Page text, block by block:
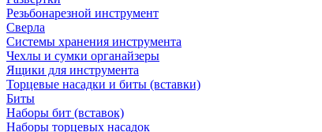
Резьбонарезной инструмент
Сверла
Системы хранения инструмента
Чехлы и сумки органайзеры
Ящики для инструмента
Торцевые насадки и биты (вставки)
Биты
Наборы бит (вставок)
Наборы торцевых насадок